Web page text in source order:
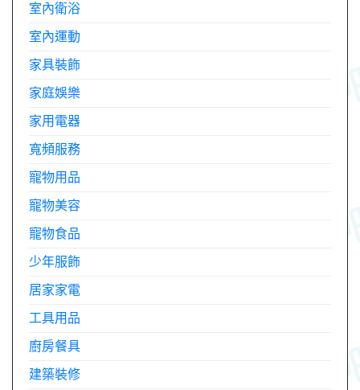
室內衛浴
室內運動
家具裝飾
家庭娛樂
家用電器
寬頻服務
寵物用品
寵物美容
寵物食品
少年服飾
居家家電
工具用品
廚房餐具
建築裝修